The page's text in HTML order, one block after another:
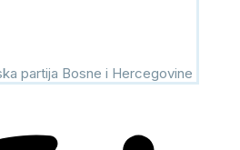
partija Bosne i Hercegovine